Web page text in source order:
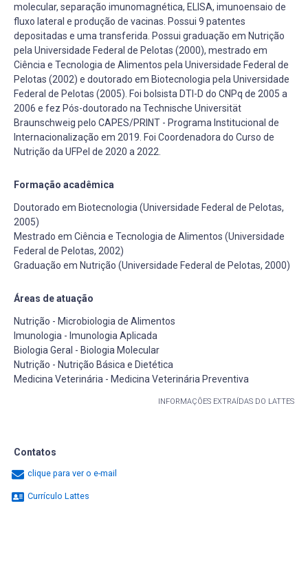
molecular, separação imunomagnética, ELISA, imunoensaio de
fluxo lateral e produção de vacinas. Possui 9 patentes
depositadas e uma transferida. Possui graduação em Nutrição
pela Universidade Federal de Pelotas (2000), mestrado em
Ciência e Tecnologia de Alimentos pela Universidade Federal de
Pelotas (2002) e doutorado em Biotecnologia pela Universidade
Federal de Pelotas (2005). Foi bolsista DTI-D do CNPq de 2005 a
2006 e fez Pós-doutorado na Technische Universität
Braunschweig pelo CAPES/PRINT - Programa Institucional de
Internacionalização em 2019. Foi Coordenadora do Curso de
Nutrição da UFPel de 2020 a 2022.
Formação acadêmica
Doutorado em Biotecnologia (Universidade Federal de Pelotas,
2005)
Mestrado em Ciência e Tecnologia de Alimentos (Universidade
Federal de Pelotas, 2002)
Graduação em Nutrição (Universidade Federal de Pelotas, 2000)
Áreas de atuação
Nutrição - Microbiologia de Alimentos
Imunologia - Imunologia Aplicada
Biologia Geral - Biologia Molecular
Nutrição - Nutrição Básica e Dietética
Medicina Veterinária - Medicina Veterinária Preventiva
INFORMAÇÕES EXTRAÍDAS DO LATTES
Contatos
clique para ver o e-mail
Currículo Lattes